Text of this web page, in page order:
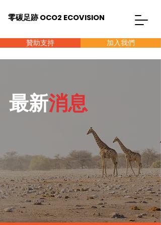
零碳足跡 OCO2 ECOVISION
贊助支持 加入我們
最新消息